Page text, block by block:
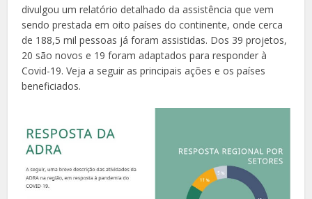
divulgou um relatório detalhado da assistência que vem
sendo prestada em oito países do continente, onde cerca
de 188,5 mil pessoas já foram assistidas. Dos 39 projetos,
20 são novos e 19 foram adaptados para responder à
Covid-19. Veja a seguir as principais ações e os países
beneficiados.